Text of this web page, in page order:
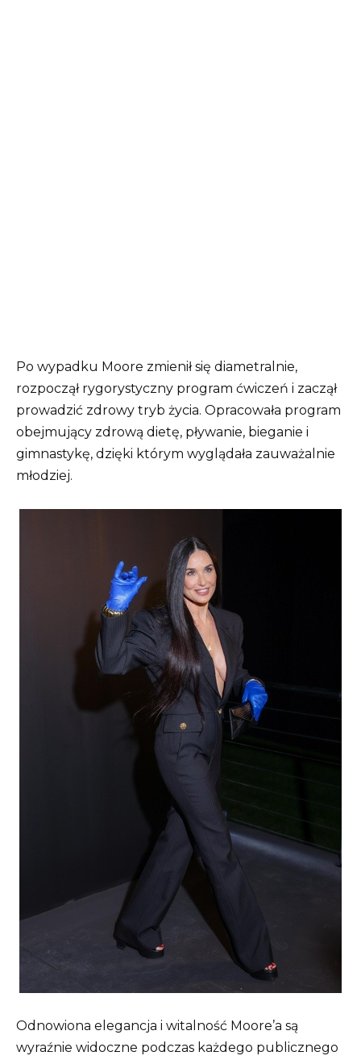
Po wypadku Moore zmienił się diametralnie,
rozpoczął rygorystyczny program ćwiczeń i zaczął
prowadzić zdrowy tryb życia. Opracowała program
obejmujący zdrową dietę, pływanie, bieganie i
gimnastykę, dzięki którym wyglądała zauważalnie
młodziej.
Odnowiona elegancja i witalność Moore’a są
wyraźnie widoczne podczas każdego publicznego